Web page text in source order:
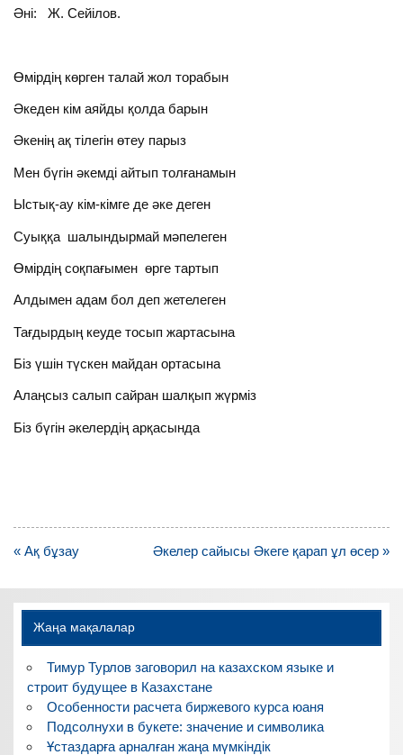
Әні: Ж. Сейілов.
Өмірдің көрген талай жол торабын
Әкеден кім аяйды қолда барын
Әкенің ақ тілегін өтеу парыз
Мен бүгін әкемді айтып толғанамын
Ыстық-ау кім-кімге де әке деген
Суыққа шалындырмай мәпелеген
Өмірдің соқпағымен өрге тартып
Алдымен адам бол деп жетелеген
Тағдырдың кеуде тосып жартасына
Біз үшін түскен майдан ортасына
Алаңсыз салып сайран шалқып жүрміз
Біз бүгін әкелердің арқасында
Навигация
записям
« Ақ бұзау Әкелер сайысы Әкеге қарап ұл өсер »
Жаңа мақалалар
Тимур Турлов заговорил на казахском языке и
строит будущее в Казахстане
Особенности расчета биржевого курса юаня
Подсолнухи в букете: значение и символика
Ұстаздарға арналған жаңа мүмкіндік